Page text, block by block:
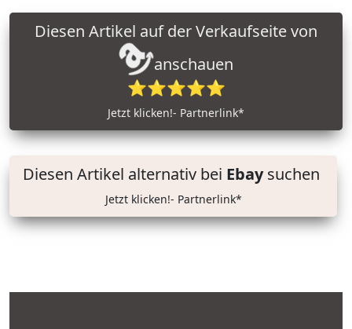
anschauen
⭐⭐⭐⭐⭐
Jetzt klicken!- Partnerlink*
Diesen Artikel alternativ bei Ebaysuchen
Jetzt klicken!- Partnerlink*